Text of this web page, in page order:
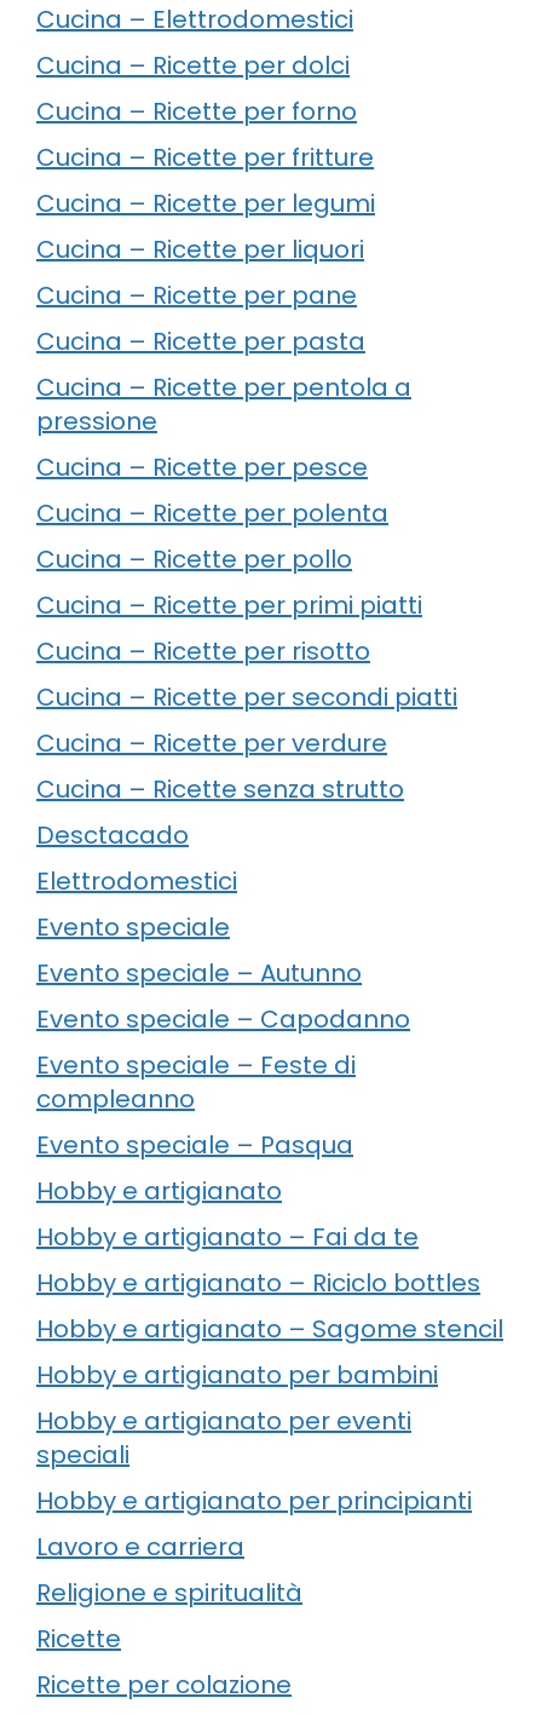
Cucina – Elettrodomestici
Cucina – Ricette per dolci
Cucina – Ricette per forno
Cucina – Ricette per fritture
Cucina – Ricette per legumi
Cucina – Ricette per liquori
Cucina – Ricette per pane
Cucina – Ricette per pasta
Cucina – Ricette per pentola a
pressione
Cucina – Ricette per pesce
Cucina – Ricette per polenta
Cucina – Ricette per pollo
Cucina – Ricette per primi piatti
Cucina – Ricette per risotto
Cucina – Ricette per secondi piatti
Cucina – Ricette per verdure
Cucina – Ricette senza strutto
Desctacado
Elettrodomestici
Evento speciale
Evento speciale – Autunno
Evento speciale – Capodanno
Evento speciale – Feste di
compleanno
Evento speciale – Pasqua
Hobby e artigianato
Hobby e artigianato – Fai da te
Hobby e artigianato – Riciclo bottles
Hobby e artigianato – Sagome stencil
Hobby e artigianato per bambini
Hobby e artigianato per eventi
speciali
Hobby e artigianato per principianti
Lavoro e carriera
Religione e spiritualità
Ricette
Ricette per colazione